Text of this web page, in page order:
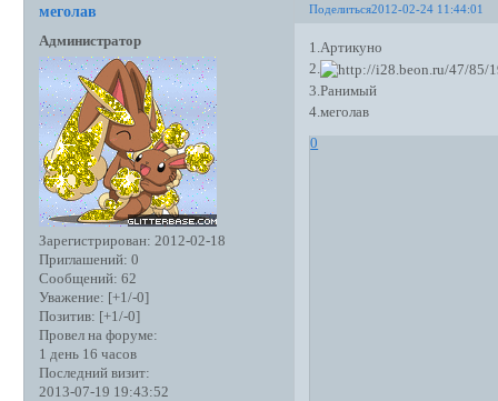
Поделиться2012-02-24 11:44:01
меголав
Администратор
Зарегистрирован: 2012-02-18
Приглашений: 0
Сообщений: 62
Уважение: [+1/-0]
Позитив: [+1/-0]
Провел на форуме:
1 день 16 часов
Последний визит:
2013-07-19 19:43:52
1.Артикуно
2.
3.Ранимый
4.меголав
0